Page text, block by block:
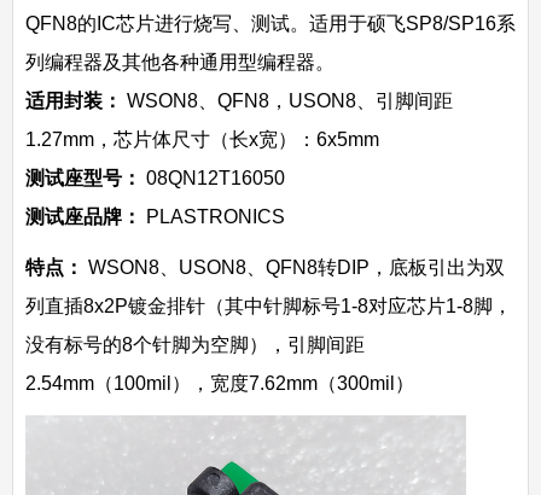
QFN8的IC芯片进行烧写、测试。适用于硕飞SP8/SP16系
列编程器及其他各种通用型编程器。
适用封装： WSON8、QFN8， USON8、 引脚间距
1.27mm，芯片体尺寸（长x宽）：6x5mm
测试座型号： 08QN12T16050
测试座品牌：
PLASTRONICS
特点： WSON8、 USON8、 QFN8转DIP， 底板引出为双
列直插8x2P镀金排针（其中针脚标号1-8对应芯片1-8脚，
没有标号的8个针脚为空脚）
，引脚间距
2.54mm（100mil），宽度7.62mm（300mil）